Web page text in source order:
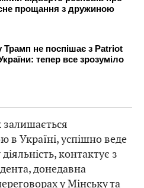
в Україні, успішно веде
контактує з
донедавна
у Мінську та